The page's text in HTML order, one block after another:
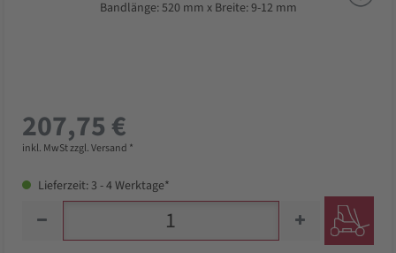
207,75 €
inkl. MwSt zzgl. Versand *
Lieferzeit: 3 - 4 Werktage*